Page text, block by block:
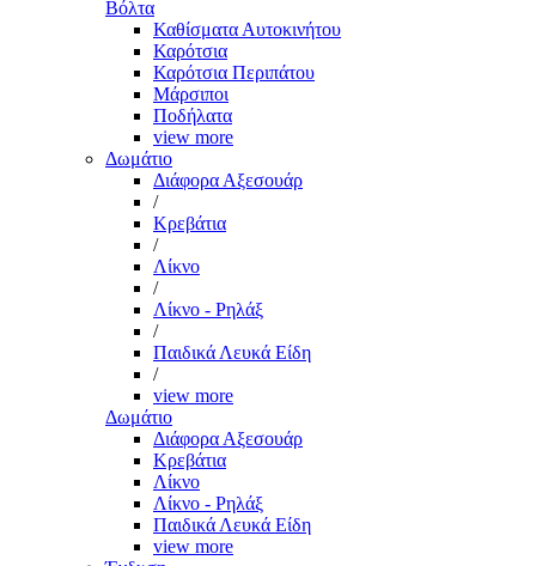
Βόλτα
Καθίσματα Αυτοκινήτου
Καρότσια
Καρότσια Περιπάτου
Μάρσιποι
Ποδήλατα
view more
Δωμάτιο
Διάφορα Αξεσουάρ
/
Κρεβάτια
/
Λίκνο
/
Λίκνο - Ρηλάξ
/
Παιδικά Λευκά Είδη
/
view more
Δωμάτιο
Διάφορα Αξεσουάρ
Κρεβάτια
Λίκνο
Λίκνο - Ρηλάξ
Παιδικά Λευκά Είδη
view more